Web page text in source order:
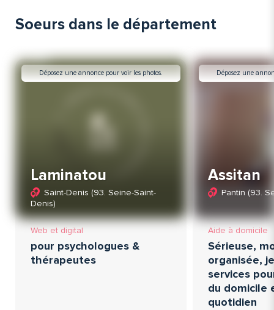
Soeurs dans le département
Déposez une annonce pour voir les photos.
Laminatou
Saint-Denis (93. Seine-Saint-
Denis)
Web et digital
pour psychologues &
thérapeutes
Déposez une
Assitan
Pantin (93.
Aide à domicile
Sérieuse,
organisée,
services
du domicile
quotidien